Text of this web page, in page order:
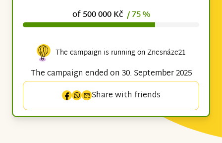
of 500 000 Kč / 75 %
The campaign is running on Znesnáze21
The campaign ended on 30. September 2025
Share with friends